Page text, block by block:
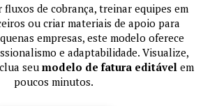
fluxos de cobrança, treinar equipes em
ou criar materiais de apoio para
empresas, este modelo oferece
e adaptabilidade. Visualize,
seu modelo de fatura editável em
poucos minutos.